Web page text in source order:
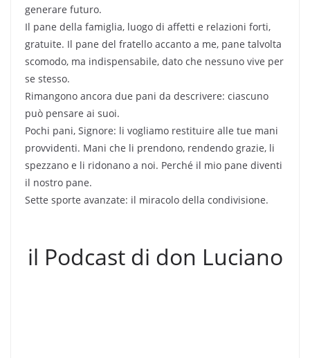
generare futuro.
Il pane della famiglia, luogo di affetti e relazioni forti,
gratuite. Il pane del fratello accanto a me, pane talvolta
scomodo, ma indispensabile, dato che nessuno vive per
se stesso.
Rimangono ancora due pani da descrivere: ciascuno
può pensare ai suoi.
Pochi pani, Signore: li vogliamo restituire alle tue mani
provvidenti. Mani che li prendono, rendendo grazie, li
spezzano e li ridonano a noi. Perché il mio pane diventi
il nostro pane.
Sette sporte avanzate: il miracolo della condivisione.
il Podcast di don Luciano